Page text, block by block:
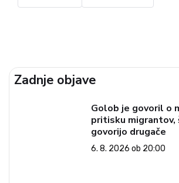
Zadnje objave
Golob je govoril o
pritisku
govorijo drugače
6. 8. 2026 ob 20:00